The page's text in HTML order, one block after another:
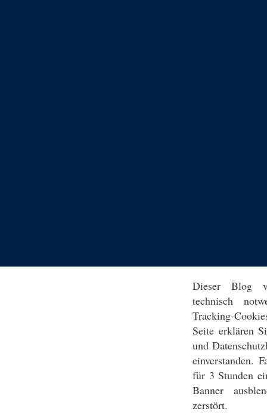
Dieser Blog
technisch
Tracking-
Seite erklären
und
einverstanden.
für 3 Stunden
Banner
zerstört.